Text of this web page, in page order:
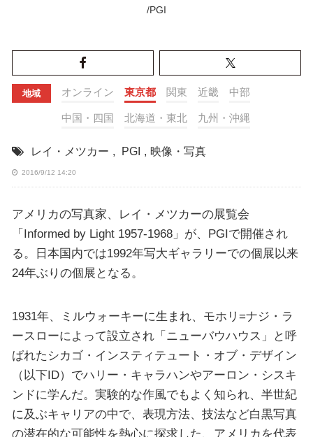
/PGI
地域 オンライン 東京都 関東 近畿 中部
中国・四国 北海道・東北 九州・沖縄
レイ・メツカー , PGI , 映像・写真
2016/9/12 14:20
アメリカの写真家、レイ・メツカーの展覧会
「Informed by Light 1957-1968」が、PGIで開催され
る。日本国内では1992年写大ギャラリーでの個展以来
24年ぶりの個展となる。
1931年、ミルウォーキーに生まれ、モホリ=ナジ・ラ
ースローによって設立され「ニューバウハウス」と呼
ばれたシカゴ・インスティテュート・オブ・デザイン
（以下ID）でハリー・キャラハンやアーロン・シスキ
ンドに学んだ。実験的な作風でもよく知られ、半世紀
に及ぶキャリアの中で、表現方法、技法など白黒写真
の潜在的な可能性を熱心に探求した、アメリカを代表